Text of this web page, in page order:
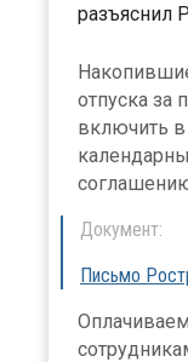
разъяснил
отпуска
включить в
Документ:
Письмо